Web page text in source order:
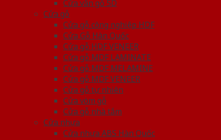
Cửa vân gỗ 5D
Cửa gỗ
Cửa gỗ công nghiệp HDF
Cửa Gỗ Hàn Quốc
Cửa gỗ HDF VENEER
Cửa gỗ MDF LAMINATE
Cửa gỗ MDF MELAMINE
Cửa gỗ MDF VENEER
Cửa gỗ tự nhiên
Cửa vòm gỗ
Cửa gỗ nhà tắm
Cửa nhựa
Cửa nhựa ABS Hàn Quốc